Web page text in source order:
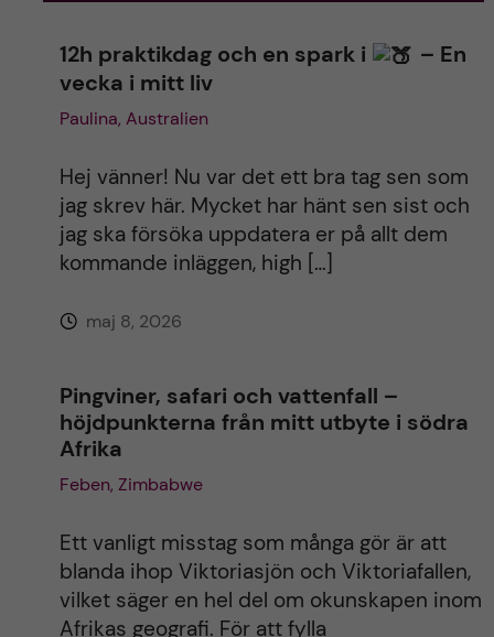
12h praktikdag och en spark i
– En
vecka i mitt liv
Paulina, Australien
Hej vänner! Nu var det ett bra tag sen som
jag skrev här. Mycket har hänt sen sist och
jag ska försöka uppdatera er på allt dem
kommande inläggen, high […]
maj 8, 2026
Pingviner, safari och vattenfall –
höjdpunkterna från mitt utbyte i södra
Afrika
Feben, Zimbabwe
Ett vanligt misstag som många gör är att
blanda ihop Viktoriasjön och Viktoriafallen,
vilket säger en hel del om okunskapen inom
Afrikas geografi. För att fylla